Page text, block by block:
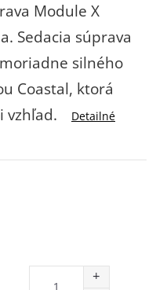
Module X
Sedacia súprava
silného
Coastal, ktorá
vzhľad.
Detailné